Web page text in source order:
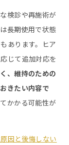
検診や再施術が
長期使用で状態
あります。ヒア
じて追加対応を
、維持のための
きたい内容で
かかる可能性が
因と後悔しない